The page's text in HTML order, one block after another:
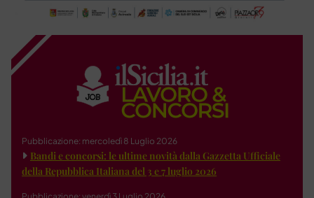
Pubblicazione: mercoledì 8 Luglio 2026
Bandi e concorsi: le ultime novità dalla Gazzetta Ufficiale
della Repubblica Italiana del 3 e 7 luglio 2026